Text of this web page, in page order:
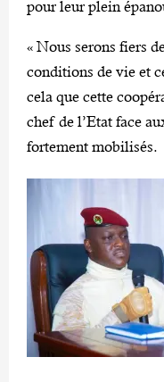
pour leur plein
« Nous serons fiers
conditions de vie et
cela que cette
chef de l’Etat face
fortement mobilisés.